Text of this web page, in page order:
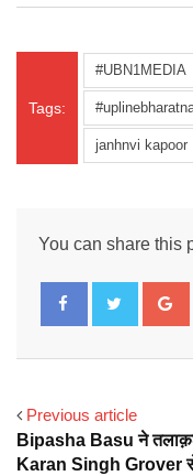
Tags:
#UBN1MEDIA
janhnvi kapoor
You can share this
Previous article
Bipasha Basu ने
Karan Singh Grover